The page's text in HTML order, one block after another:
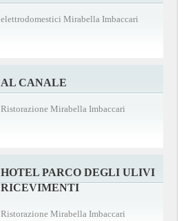
elettrodomestici Mirabella Imbaccari
AL CANALE
Ristorazione Mirabella Imbaccari
HOTEL PARCO DEGLI ULIVI
RICEVIMENTI
Ristorazione Mirabella Imbaccari